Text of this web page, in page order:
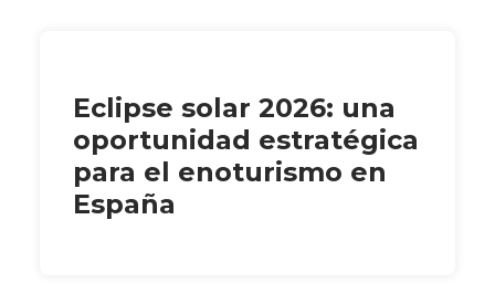
Eclipse solar 2026: una
oportunidad estratégica
para el enoturismo en
España